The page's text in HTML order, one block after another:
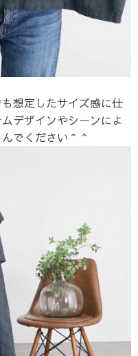
想定したサイズ感に仕
デザインやシーンによ
でください＾＾